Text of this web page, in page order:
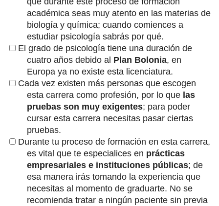
académica seas muy atento en las materias de
biología y química; cuando comiences a
estudiar psicología sabrás por qué.
El grado de psicología tiene una duración de
cuatro años debido al Plan Bolonia, en
Europa ya no existe esta licenciatura.
Cada vez existen más personas que escogen
esta carrera como profesión, por lo que las
pruebas son muy exigentes; para poder
cursar esta carrera necesitas pasar ciertas
pruebas.
Durante tu proceso de formación en esta carrera,
es vital que te especialices en prácticas
empresariales e instituciones públicas; de
esa manera irás tomando la experiencia que
necesitas al momento de graduarte. No se
recomienda tratar a ningún paciente sin previa